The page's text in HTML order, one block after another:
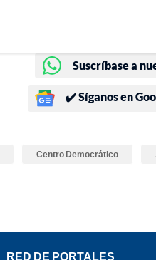
Suscríbase a
✔️ Síganos en
Centro Democrático
RED DE PORTALES